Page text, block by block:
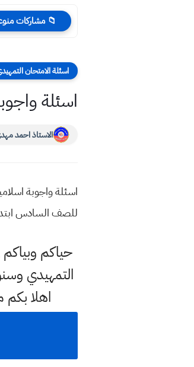
📁 مشاركات
اسئلة الامتحان
اسئلة
الاستاذ احمد
للصف السادس ابتدائي الدور تمهيدي 2022 مع الحل و الاجوبة اسئلة
حياكم وبياكم
اهلا